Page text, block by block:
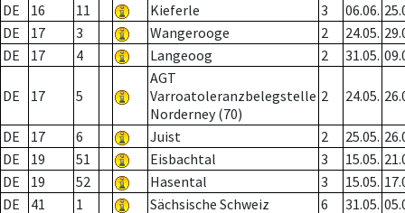
DE
16 11 Kieferle 3 06.06.
DE
17 3 Wangerooge 2 24.05.
DE
17 4 Langeoog 2 31.05.
DE 17 5
AGT
Varroatoleranzbelegstelle
Norderney (70)
2 24.05.
DE 17 6 Juist 2 25.05.
DE
19 51 Eisbachtal 3 15.05.
DE
19 52 Hasental 3 15.05.
DE
41 1 Sächsische Schweiz 6 31.05.